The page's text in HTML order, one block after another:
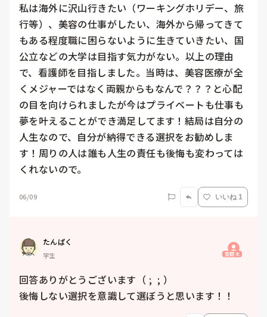
私は海外に沢山行きたい（ワーキングホリデー、旅
行等）、美容の仕事がしたい、海外から帰ってきて
もある程度職に困らないように生きていきたい、国
公立などの大学は目指す気力がない。以上の理由
で、看護師を目指しました。当時は、美容医療が全
くメジャーではなく両親からもなんで？？？と心配
の目を向けられましたが今はプライベートも仕事も
夢を叶えることができ満足してます！結局は自分の
人生なので、自分が納得できる選択をお勧めしま
す！周りの人は誰も人生の責任も後悔も変わっては
くれないので。
06/09 いいね 1
たんぱく
学生 質問主
回答ありがとうございます（ ;  ; ）
後悔しない選択を意識して選ぼうと思います！！